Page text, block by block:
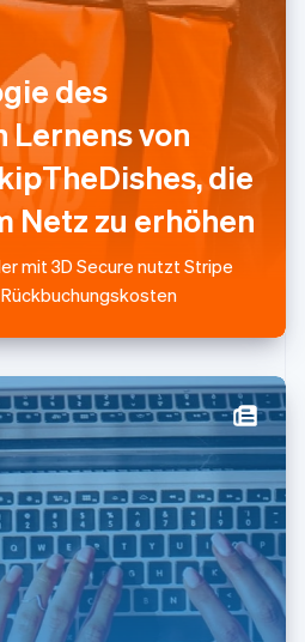
des
Lernens von
die
Netz zu erhöhen
mit 3D Secure nutzt Stripe
English